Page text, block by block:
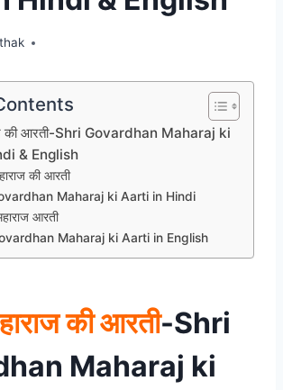
की आरती-Shri Govardhan Maharaj ki
& English
की आरती
Maharaj ki Aarti in Hindi
आरती
Maharaj ki Aarti in English
की आरती-Shri
Maharaj ki